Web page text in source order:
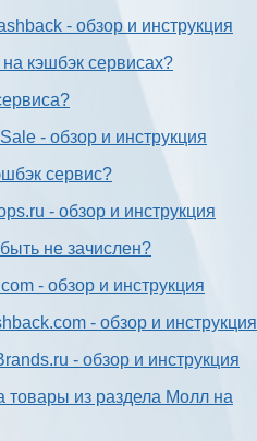
- обзор и инструкция
на кэшбэк сервисах?
- обзор и инструкция
сервис?
- обзор и инструкция
не зачислен?
- обзор и инструкция
- обзор и инструкция
- обзор и инструкция
товары из раздела Молл на